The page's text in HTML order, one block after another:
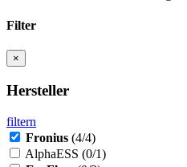
Filter
×
Hersteller
filtern
Fronius (4/4)
AlphaESS (0/1)